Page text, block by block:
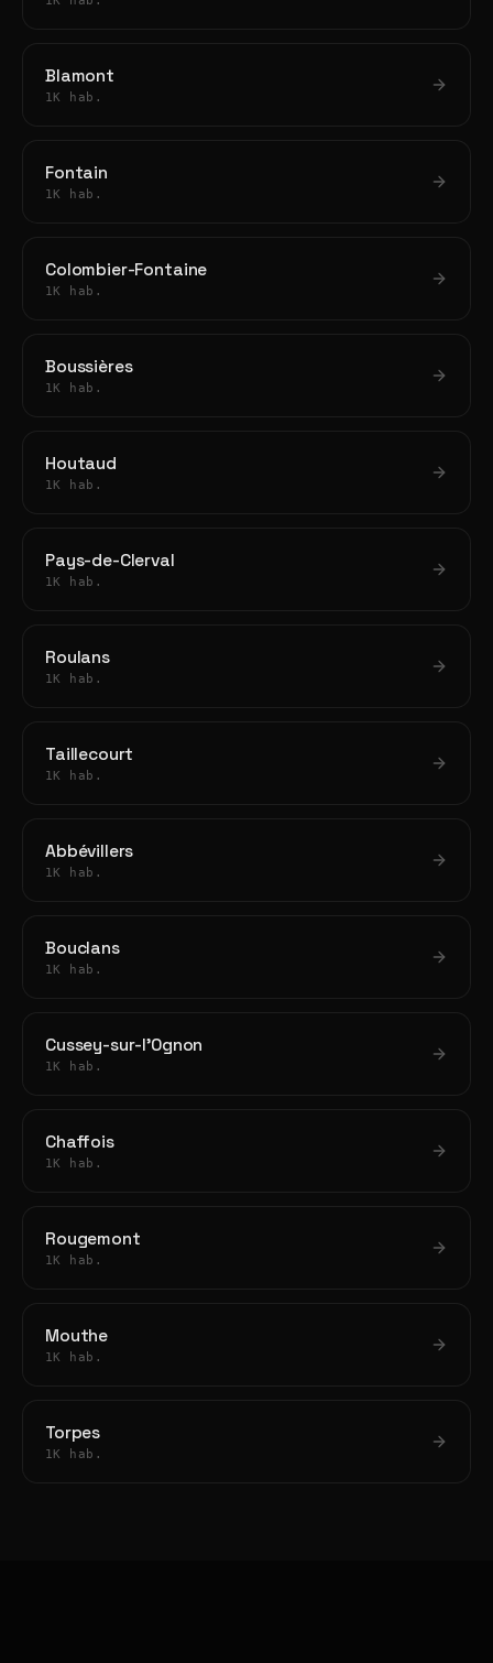
Blamont
1K hab.
Fontain
1K hab.
Colombier-Fontaine
1K hab.
Boussières
1K hab.
Houtaud
1K hab.
Pays-de-Clerval
1K hab.
Roulans
1K hab.
Taillecourt
1K hab.
Abbévillers
1K hab.
Bouclans
1K hab.
Cussey-sur-l'Ognon
1K hab.
Chaffois
1K hab.
Rougemont
1K hab.
Mouthe
1K hab.
Torpes
1K hab.